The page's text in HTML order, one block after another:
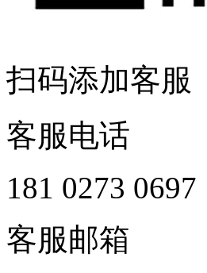
扫码添加客服
客服电话
181 0273 0697
客服邮箱